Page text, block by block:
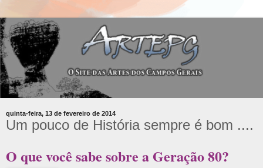
quinta-feira, 13 de fevereiro de 2014
Um pouco de História sempre é bom ....
O que você sabe sobre a Geração 80?